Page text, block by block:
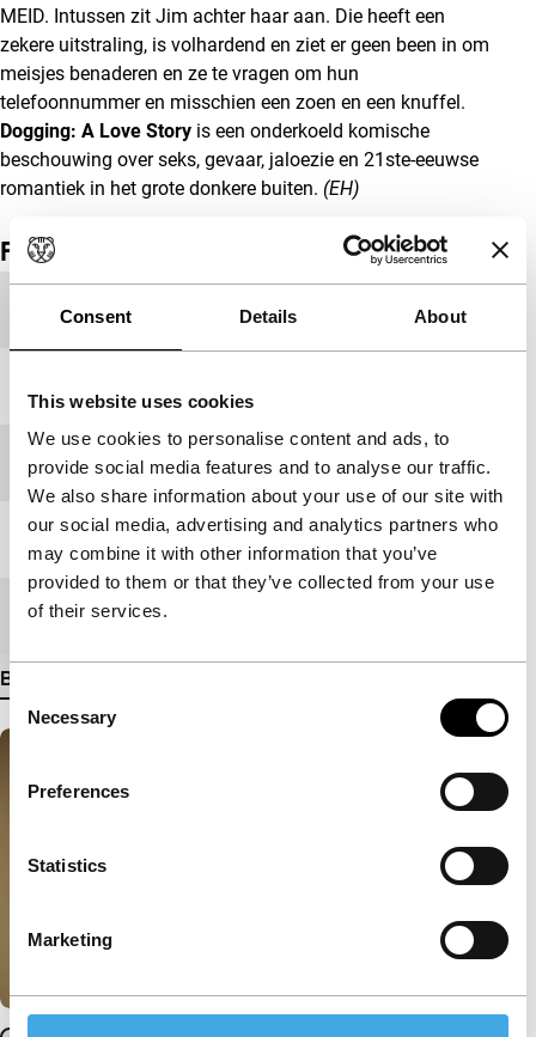
Consent Details About
This website uses cookies
We use cookies to personalise content and ads, to
provide social media features and to analyse our traffic.
We also share information about your use of our site with
our social media, advertising and analytics partners who
may combine it with other information that you’ve
provided to them or that they’ve collected from your use
of their services.
Consent
Selection
Necessary
Preferences
Statistics
Marketing
MEID. Intussen zit Jim achter haar aan. Die heeft een
zekere uitstraling, is volhardend en ziet er geen been in om
meisjes benaderen en ze te vragen om hun
telefoonnummer en misschien een zoen en een knuffel.
Dogging: A Love Story is een onderkoeld komische
beschouwing over seks, gevaar, jaloezie en 21ste-eeuwse
romantiek in het grote donkere buiten. (EH)
Film details
Productieland Verenigd Koninkrijk
Festivaleditie IFFR 2009
Lengte 103'
Medium/Formaat
Bekijk meer details